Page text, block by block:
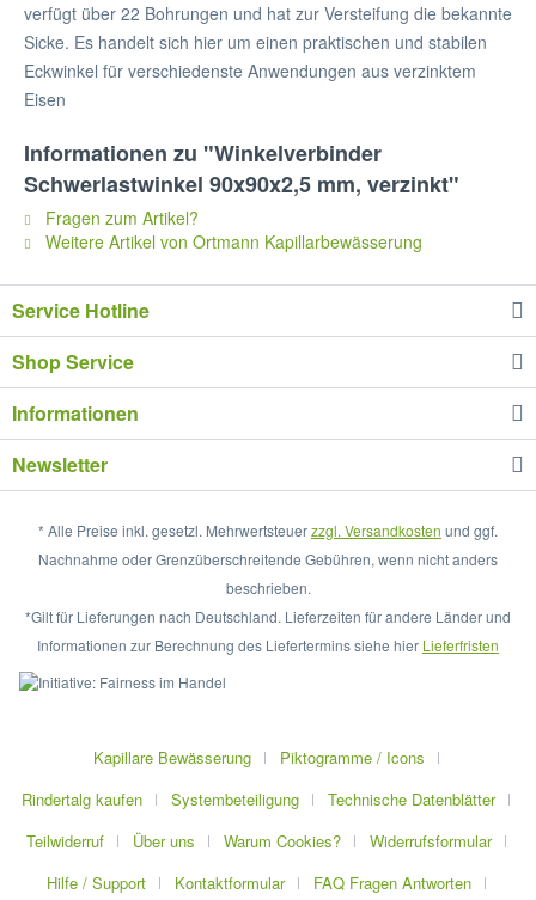
verfügt über 22 Bohrungen und hat zur Versteifung die bekannte
Sicke. Es handelt sich hier um einen praktischen und stabilen
Eckwinkel für verschiedenste Anwendungen aus verzinktem
Eisen
Informationen zu "Winkelverbinder
Schwerlastwinkel 90x90x2,5 mm, verzinkt"
Fragen zum Artikel?
Weitere Artikel von Ortmann Kapillarbewässerung
Service Hotline
Shop Service
Informationen
Newsletter
* Alle Preise inkl. gesetzl. Mehrwertsteuerzzgl. Versandkosten und ggf.
Nachnahme oder Grenzüberschreitende Gebühren, wenn nicht anders
beschrieben.
*Gilt für Lieferungen nach Deutschland. Lieferzeiten für andere Länder und
Informationen zur Berechnung des Liefertermins siehe hier Lieferfristen
Kapillare Bewässerung
Piktogramme / Icons
Rindertalg kaufen
Systembeteiligung
Technische Datenblätter
Teilwiderruf
Über uns Warum Cookies?
Widerrufsformular
Hilfe / Support
Kontaktformular FAQ Fragen Antworten